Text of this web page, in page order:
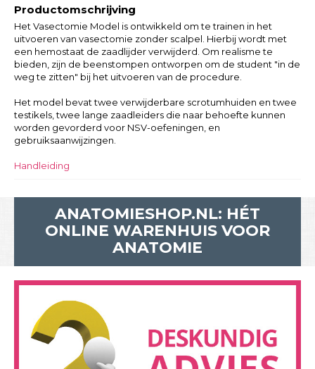
Productomschrijving
Het Vasectomie Model is ontwikkeld om te trainen in het
uitvoeren van vasectomie zonder scalpel. Hierbij wordt met
een hemostaat de zaadlijder verwijderd. Om realisme te
bieden, zijn de beenstompen ontworpen om de student "in de
weg te zitten" bij het uitvoeren van de procedure.
Het model bevat twee verwijderbare scrotumhuiden en twee
testikels, twee lange zaadleiders die naar behoefte kunnen
worden gevorderd voor NSV-oefeningen, en
gebruiksaanwijzingen.
Handleiding
ANATOMIESHOP.NL: HÉT
ONLINE WARENHUIS VOOR
ANATOMIE